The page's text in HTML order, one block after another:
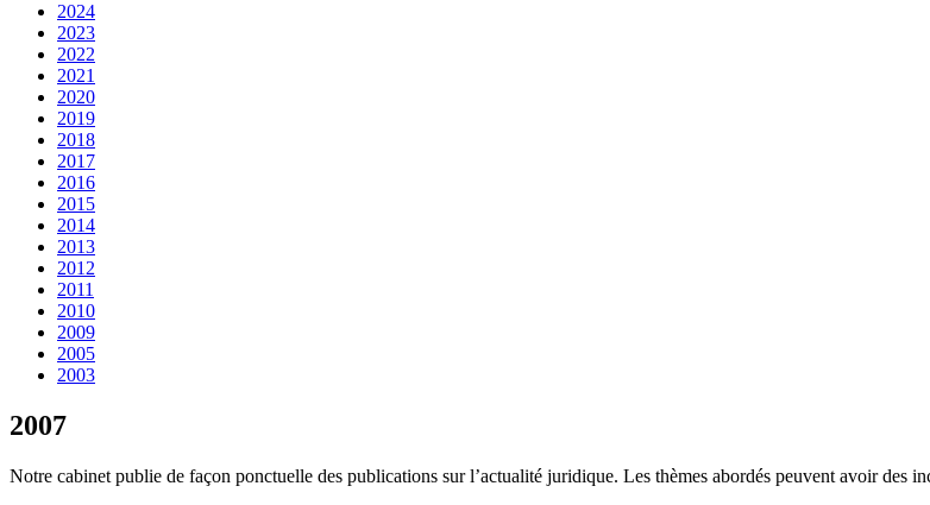
2024
2023
2022
2021
2020
2019
2018
2017
2016
2015
2014
2013
2012
2011
2010
2009
2005
2003
2007
Notre cabinet publie de façon ponctuelle des publications sur l’actualité juridique. Les thèmes abordés peuvent avoir des